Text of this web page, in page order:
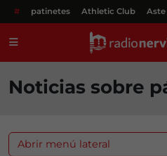
# patinetes Athletic Club Aste
Noticias sobre
Abrir menú lateral